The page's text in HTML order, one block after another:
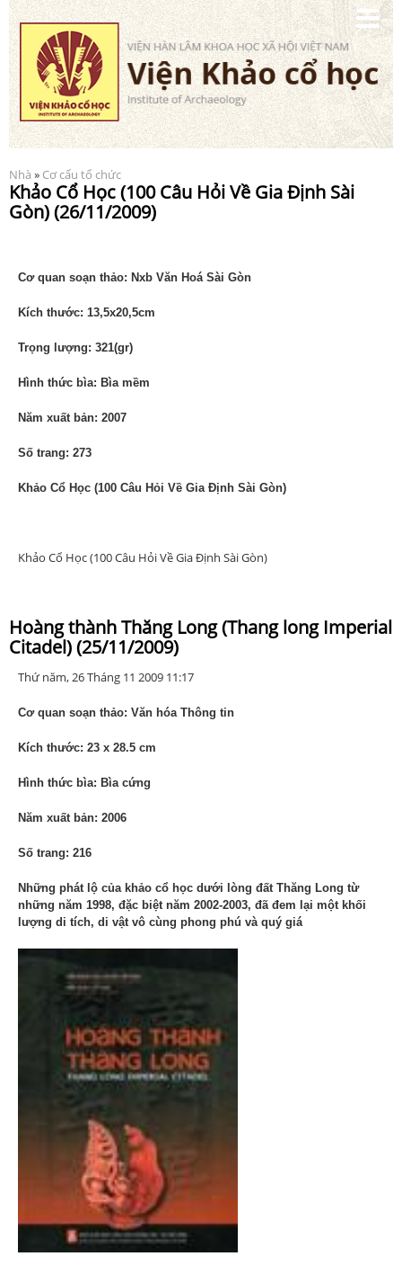
Nhảy
đến
nội
dung
Bạn đang ở đây
Nhà » Cơ cấu tổ chức
Khảo Cổ Học (100 Câu Hỏi Về Gia Định Sài
Gòn) (26/11/2009)
Cơ quan soạn thảo: Nxb Văn Hoá Sài Gòn
Kích thước: 13,5x20,5cm
Trọng lượng: 321(gr)
Hình thức bìa: Bìa mềm
Năm xuất bản: 2007
Số trang: 273
Khảo Cổ Học (100 Câu Hỏi Về Gia Định Sài Gòn)
Khảo Cổ Học (100 Câu Hỏi Về Gia Định Sài Gòn)
Hoàng thành Thăng Long (Thang long Imperial
Citadel) (25/11/2009)
Thứ năm, 26 Tháng 11 2009 11:17
Cơ quan soạn thảo: Văn hóa Thông tin
Kích thước: 23 x 28.5 cm
Hình thức bìa: Bìa cứng
Năm xuất bản: 2006
Số trang: 216
Những phát lộ của khảo cổ học dưới lòng đất Thăng Long từ
những năm 1998, đặc biệt năm 2002-2003, đã đem lại một khối
lượng di tích, di vật vô cùng phong phú và quý giá